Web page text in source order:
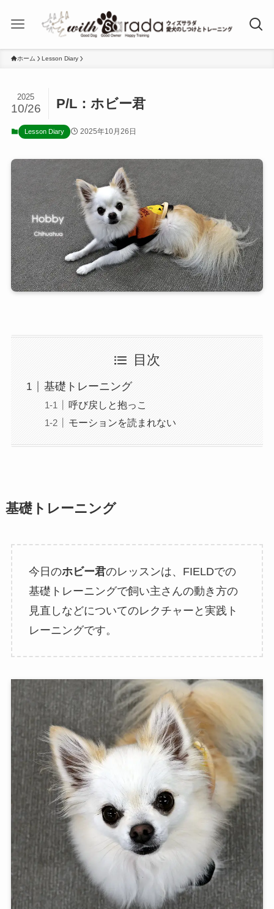
ホーム Lesson Diary
P/L：ホビー君
2025
10/26
Lesson Diary 2025年10月26日
目次
基礎トレーニング
呼び戻しと抱っこ
モーションを読まれない
基礎トレーニング
今日のホビー君のレッスンは、FIELDでの
基礎トレーニングで飼い主さんの動き方の
見直しなどについてのレクチャーと実践ト
レーニングです。